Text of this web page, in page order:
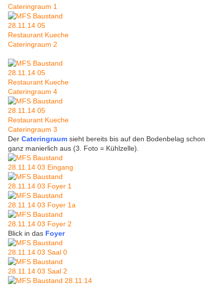
Der Cateringraum sieht bereits bis auf den Bodenbelag schon
ganz manierlich aus (3. Foto = Kühlzelle).
Blick in das Foyer